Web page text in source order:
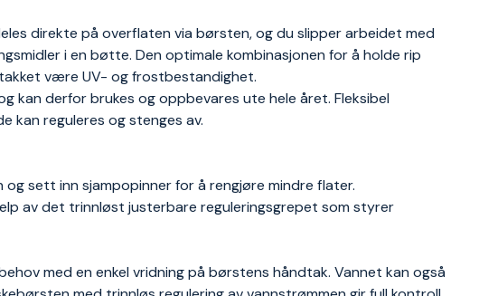
direkte på overflaten via børsten, og du slipper arbeidet med
i en bøtte. Den optimale kombinasjonen for å holde rip
være UV- og frostbestandighet.
kan derfor brukes og oppbevares ute hele året. Fleksibel
kan reguleres og stenges av.
og sett inn sjampopinner for å rengjøre mindre flater.
av det trinnløst justerbare reguleringsgrepet som styrer
med en enkel vridning på børstens håndtak. Vannet kan også